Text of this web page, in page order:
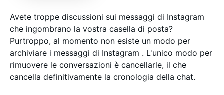
Avete troppe discussioni sui messaggi di Instagram
che ingombrano la vostra casella di posta?
Purtroppo, al momento non esiste un modo per
archiviare i messaggi di Instagram . L'unico modo per
rimuovere le conversazioni è cancellarle, il che
cancella definitivamente la cronologia della chat.